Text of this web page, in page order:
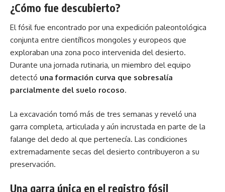
¿Cómo fue descubierto?
El fósil fue encontrado por una expedición paleontológica
conjunta entre científicos mongoles y europeos que
exploraban una zona poco intervenida del desierto.
Durante una jornada rutinaria, un miembro del equipo
detectó una formación curva que sobresalía
parcialmente del suelo rocoso.
La excavación tomó más de tres semanas y reveló una
garra completa, articulada y aún incrustada en parte de la
falange del dedo al que pertenecía. Las condiciones
extremadamente secas del desierto contribuyeron a su
preservación.
Una garra única en el registro fósil